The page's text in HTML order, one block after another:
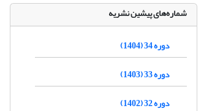
شماره‌های پیشین نشریه
دوره 34 (1404)
دوره 33 (1403)
دوره 32 (1402)